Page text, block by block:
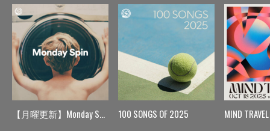
【月曜更新】Monday Spin 100 SONGS OF 2025 MIND TRAVEL